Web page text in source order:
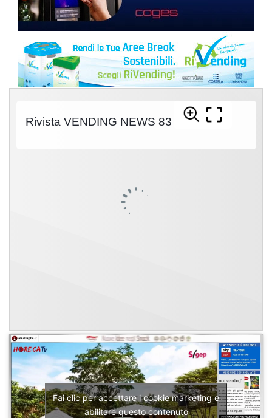
Fai clic per accettare i cookie marketing e
abilitare questo contenuto